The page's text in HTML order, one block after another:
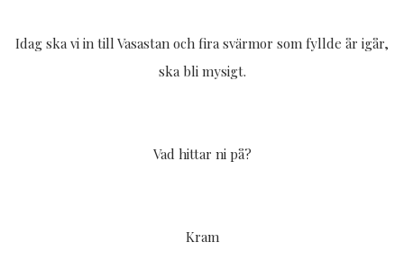
Idag ska vi in till Vasastan och fira svärmor som fyllde år igår,
ska bli mysigt.
Vad hittar ni på?
Kram